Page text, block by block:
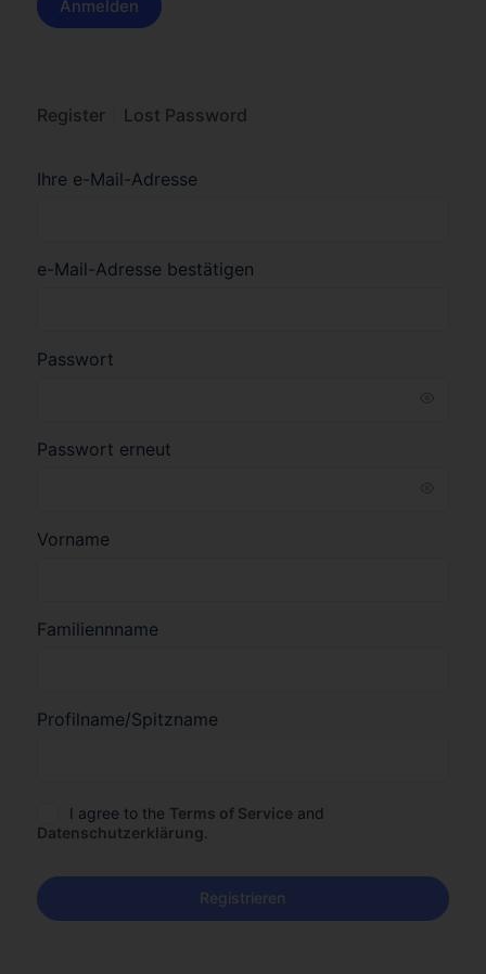
Register Lost Password
Ihre e-Mail-Adresse
e-Mail-Adresse bestätigen
Passwort
Passwort erneut
Vorname
Familiennname
Profilname/Spitzname
I agree to the Terms of Service and
Datenschutzerklärung